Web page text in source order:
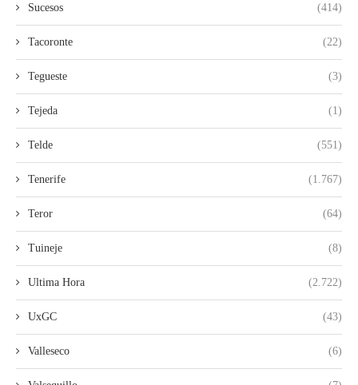
Sucesos (414)
Tacoronte (22)
Tegueste (3)
Tejeda (1)
Telde (551)
Tenerife (1.767)
Teror (64)
Tuineje (8)
Ultima Hora (2.722)
UxGC (43)
Valleseco (6)